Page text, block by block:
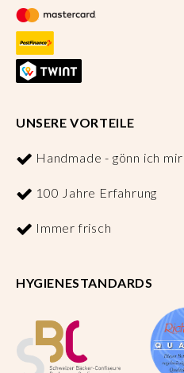
UNSERE VORTEILE
Handmade - gönn ich mir
100 Jahre Erfahrung
Immer frisch
HYGIENESTANDARDS